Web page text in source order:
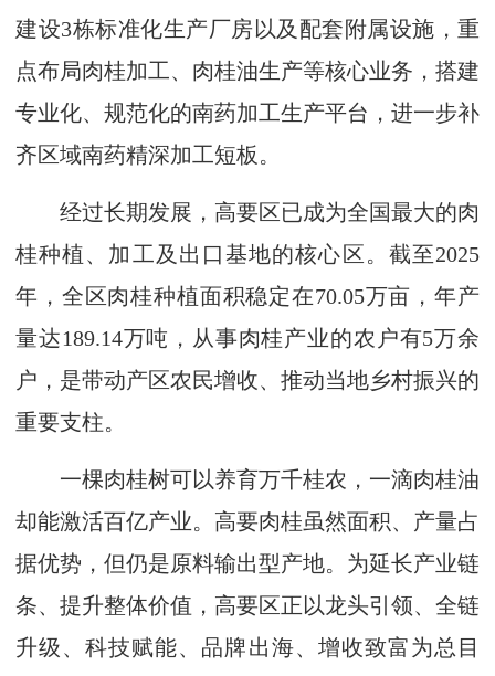
建设3栋标准化生产厂房以及配套附属设施，重
点布局肉桂加工、肉桂油生产等核心业务，搭建
专业化、规范化的南药加工生产平台，进一步补
齐区域南药精深加工短板。
经过长期发展，高要区已成为全国最大的肉
桂种植、加工及出口基地的核心区。截至2025
年，全区肉桂种植面积稳定在70.05万亩，年产
量达189.14万吨，从事肉桂产业的农户有5万余
户，是带动产区农民增收、推动当地乡村振兴的
重要支柱。
一棵肉桂树可以养育万千桂农，一滴肉桂油
却能激活百亿产业。高要肉桂虽然面积、产量占
据优势，但仍是原料输出型产地。为延长产业链
条、提升整体价值，高要区正以龙头引领、全链
升级、科技赋能、品牌出海、增收致富为总目